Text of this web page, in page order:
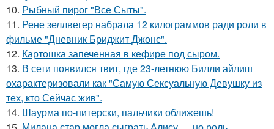
10. Рыбный пирог "Все Сыты".
11. Рене зеллвегер набрала 12 килограммов ради роли в
фильме "Дневник Бриджит Джонс".
12. Картошка запеченная в кефире под сыром.
13. В сети появился твит, где 23-летнюю Билли айлиш
охарактеризовали как "Самую Сексуальную Девушку из
тех, кто Сейчас жив".
14. Шаурма по-питерски, пальчики оближешь!